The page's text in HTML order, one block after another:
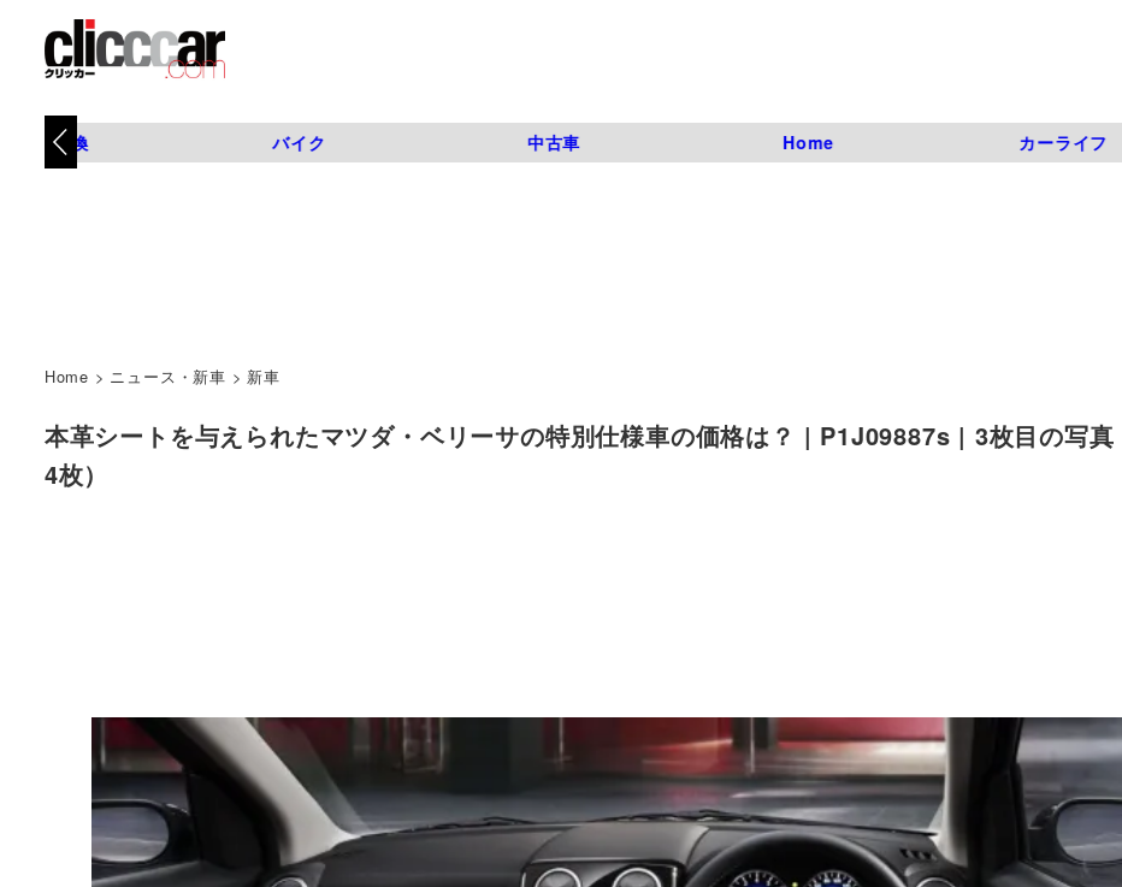
タイヤ交換 バイク 中古車 Home カーライフ
Home > ニュース・新車 > 新車
本革シートを与えられたマツダ・ベリーサの特別仕様車の価格は？ | P1J09887s | 3枚目の写真
4枚）